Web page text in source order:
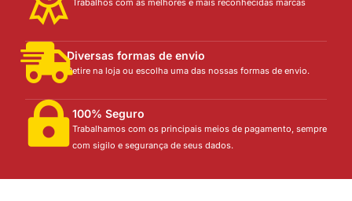
Trabalhos com as melhores e mais reconhecidas marcas
Diversas formas de envio
Retire na loja ou escolha uma das nossas formas de envio.
100% Seguro
Trabalhamos com os principais meios de pagamento, sempre
com sigilo e segurança de seus dados.